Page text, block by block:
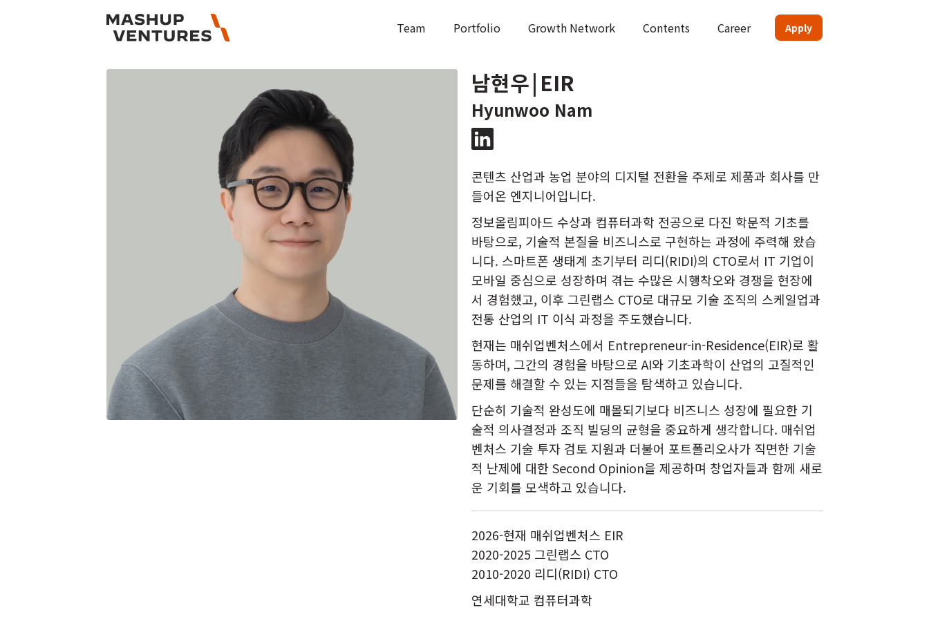
Team Portfolio Growth Network Contents Career Apply
남현우| EIR
Hyunwoo Nam
콘텐츠 산업과 농업 분야의 디지털 전환을 주제로 제품과 회사를 만
들어온 엔지니어입니다.
정보올림피아드 수상과 컴퓨터과학 전공으로 다진 학문적 기초를
바탕으로, 기술적 본질을 비즈니스로 구현하는 과정에 주력해 왔습
니다. 스마트폰 생태계 초기부터 리디(RIDI)의 CTO로서 IT 기업이
모바일 중심으로 성장하며 겪는 수많은 시행착오와 경쟁을 현장에
서 경험했고, 이후 그린랩스 CTO로 대규모 기술 조직의 스케일업과
전통 산업의 IT 이식 과정을 주도했습니다.
현재는 매쉬업벤처스에서 Entrepreneur-in-Residence(EIR)로 활
동하며, 그간의 경험을 바탕으로 AI와 기초과학이 산업의 고질적인
문제를 해결할 수 있는 지점들을 탐색하고 있습니다.
단순히 기술적 완성도에 매몰되기보다 비즈니스 성장에 필요한 기
술적 의사결정과 조직 빌딩의 균형을 중요하게 생각합니다. 매쉬업
벤처스 기술 투자 검토 지원과 더불어 포트폴리오사가 직면한 기술
적 난제에 대한 Second Opinion을 제공하며 창업자들과 함께 새로
운 기회를 모색하고 있습니다.
2026-현재 매쉬업벤처스 EIR
2020-2025 그린랩스 CTO
2010-2020 리디(RIDI) CTO
연세대학교 컴퓨터과학